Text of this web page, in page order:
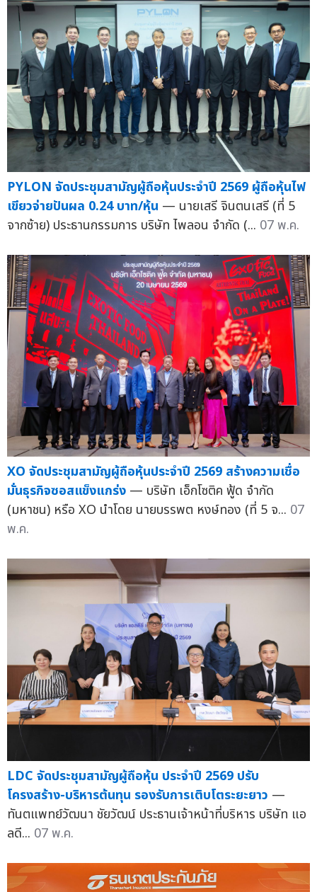
PYLON จัดประชุมสามัญผู้ถือหุ้นประจำปี 2569 ผู้ถือหุ้นไฟ
เขียวจ่ายปันผล 0.24 บาท/หุ้น — นายเสรี จินตนเสรี (ที่ 5
จากซ้าย) ประธานกรรมการ บริษัท ไพลอน จำกัด (... 07 พ.ค.
XO จัดประชุมสามัญผู้ถือหุ้นประจำปี 2569 สร้างความเชื่อ
มั่นธุรกิจซอสแข็งแกร่ง — บริษัท เอ็กโซติค ฟู้ด จำกัด
(มหาชน) หรือ XO นำโดย นายบรรพต หงษ์ทอง (ที่ 5 จ... 07
พ.ค.
LDC จัดประชุมสามัญผู้ถือหุ้น ประจำปี 2569 ปรับ
โครงสร้าง-บริหารต้นทุน รองรับการเติบโตระยะยาว —
ทันตแพทย์วัฒนา ชัยวัฒน์ ประธานเจ้าหน้าที่บริหาร บริษัท แอ
ลดี... 07 พ.ค.